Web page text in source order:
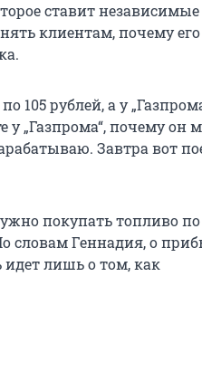
ставит независимые
клиентам, почему
105 рублей, а у
„Газпрома“, почему он
Завтра вот
покупать топливо по
словам Геннадия, о
идет лишь о том, как